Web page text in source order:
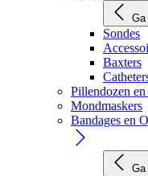
Ga
Sondes
Baxters
Pillendozen en
Mondmaskers
Bandages en
Ga